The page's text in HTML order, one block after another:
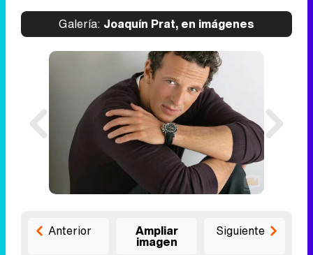
Galería: Joaquín Prat, en imágenes
Anterior Ampliar
imagen
Siguiente